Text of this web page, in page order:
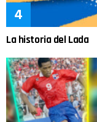
La historia del Lada